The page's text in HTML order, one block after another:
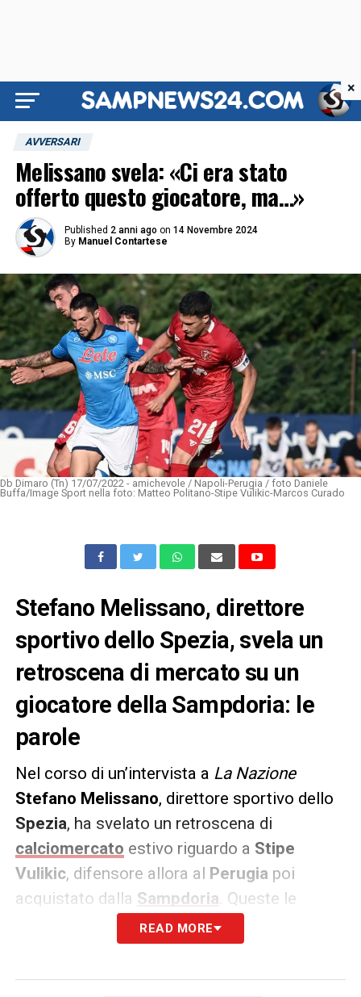
AVVERSARI
Melissano svela: «Ci era stato
offerto questo giocatore, ma…»
Published 2 anni ago on 14 Novembre 2024
By Manuel Contartese
Db Dimaro (Tn) 17/07/2022 - amichevole / Napoli-Perugia / foto Daniele
Buffa/Image Sport nella foto: Matteo Politano-Stipe Vulikic-Marcos Curado
Stefano Melissano, direttore
sportivo dello Spezia, svela un
retroscena di mercato su un
giocatore della Sampdoria: le
parole
Nel corso di un’intervista a La Nazione
Stefano Melissano, direttore sportivo dello
Spezia, ha svelato un retroscena di
calciomercato estivo riguardo a Stipe
Vulikic, difensore allora al Perugia poi
acquistato dalla Sampdoria . Queste le
parole del dirigente bianconero:
READ MORE
×